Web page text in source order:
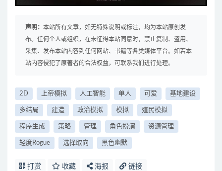
声明： 本站所有文章，如无特殊说明或标注，均为本站原创发
布。任何个人或组织，在未征得本站同意时，禁止复制、盗用、
采集、发布本站内容到任何网站、书籍等各类媒体平台。如若本
站内容侵犯了原著者的合法权益，可联系我们进行处理。
2D 上帝模拟 人工智能 单人 可爱 基地建设
多结局 建造 政治模拟 模拟 殖民模拟
程序生成 策略 管理 角色扮演 资源管理
轻度Rogue 选择取向 黑色幽默
打赏 收藏 海报 链接